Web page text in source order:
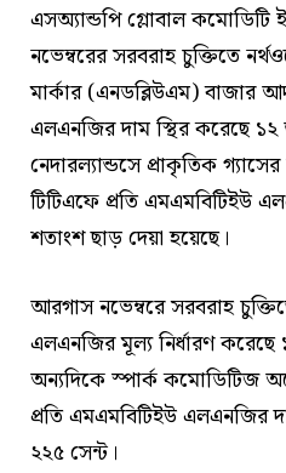
এসঅ্যান্ডপি গ্লোবাল
নভেম্বরের সরবরাহ চুক্তিতে
মার্কার (এনডব্লিউএম) বাজার
এলএনজির দাম স্থির করেছে
নেদারল্যান্ডসে প্রাকৃতিক গ্যাসের
টিটিএফে প্রতি এমএমবিটিইউ
শতাংশ ছাড় দেয়া হয়েছে।
আরগাস নভেম্বরে সরবরাহ
এলএনজির মূল্য নির্ধারণ
অন্যদিকে স্পার্ক কমোডিটিজ
প্রতি এমএমবিটিইউ এলএনজির
২২৫ সেন্ট।